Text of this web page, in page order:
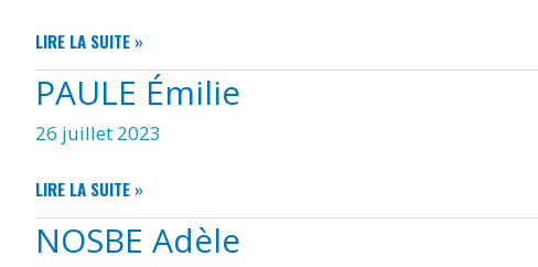
D’CHOU »
ROUIL
CLARISSE
LIRE LA SUITE »
PAULE Émilie
26 juillet 2023
PAULE
ÉMILIE
LIRE LA SUITE »
NOSBE Adèle